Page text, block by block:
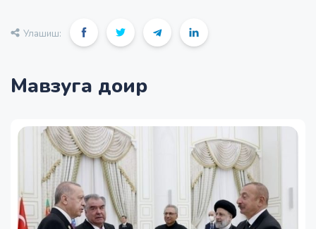
Улашиш:
Мавзуга доир